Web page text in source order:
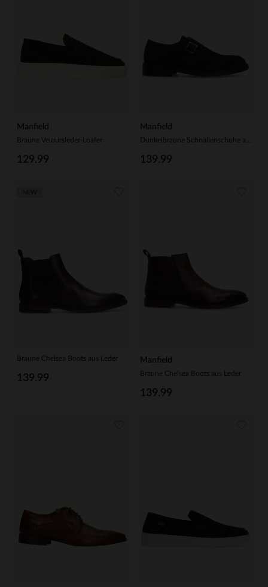
Manfield
Braune Veloursleder-Loafer
129.99
Manfield
139.99
Braune Chelsea Boots aus Leder
139.99
Manfield
Braune Chelsea Boots aus Leder
139.99